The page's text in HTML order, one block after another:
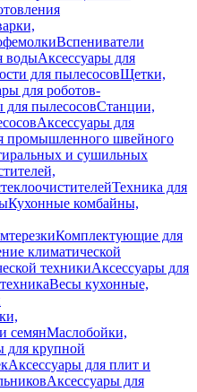
Вспениватели
водыАксессуары для
для пылесосовЩетки,
для роботов-
для пылесосовСтанции,
Аксессуары для
промышленного швейного
и сушильных
Техника для
Кухонные комбайны,
Комплектующие для
климатической
техникиАксессуары для
Весы кухонные,
семянМаслобойки,
для крупной
Аксессуары для плит и
Аксессуары для